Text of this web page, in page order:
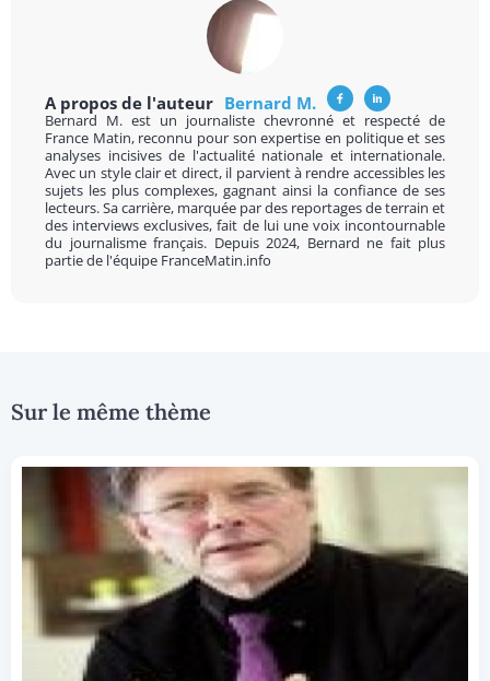
A propos de l'auteur Bernard M.
Bernard M. est un journaliste chevronné et respecté de
France Matin, reconnu pour son expertise en politique et ses
analyses incisives de l'actualité nationale et internationale.
Avec un style clair et direct, il parvient à rendre accessibles les
sujets les plus complexes, gagnant ainsi la confiance de ses
lecteurs. Sa carrière, marquée par des reportages de terrain et
des interviews exclusives, fait de lui une voix incontournable
du journalisme français. Depuis 2024, Bernard ne fait plus
partie de l'équipe FranceMatin.info
Sur le même thème